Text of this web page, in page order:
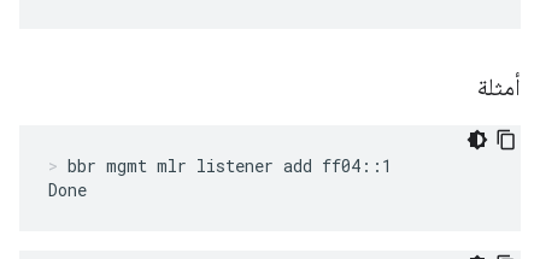
أمثلة
bbr mgmt mlr listener add ff04::1
Done